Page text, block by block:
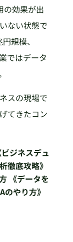
の効果が出
ない状態で
規模、
ではデータ
スの現場で
てきたコン
ジネスデュ
徹底攻略》
《データを
やり方》